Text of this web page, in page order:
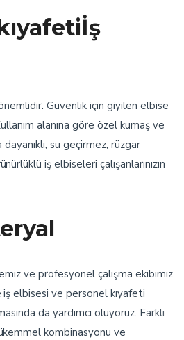
İş
Güvenlik için giyilen elbise
alanına göre özel kumaş ve
dayanıklı, su geçirmez, rüzgar
iş elbiseleri çalışanlarınızın
ve profesyonel çalışma ekibimiz
elbisesi ve personel kıyafeti
da yardımcı oluyoruz. Farklı
kombinasyonu ve